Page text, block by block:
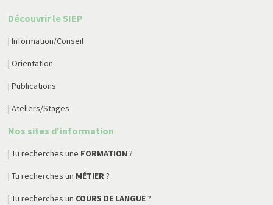
Découvrir le SIEP
| Information/Conseil
| Orientation
| Publications
| Ateliers/Stages
Nos sites d'information
| Tu recherches une FORMATION ?
| Tu recherches un MÉTIER?
| Tu recherches un COURS DE LANGUE?